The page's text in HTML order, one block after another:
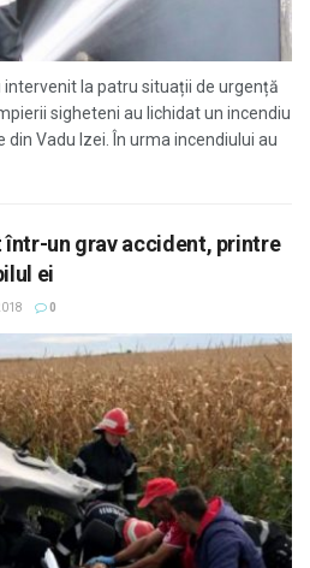
la patru situații de urgență
sigheteni au lichidat un incendiu
Vadu Izei. În urma incendiului au
într-un grav accident, printre
ei
0